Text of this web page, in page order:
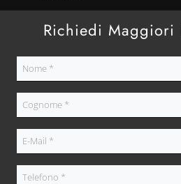
Richiedi Maggiori